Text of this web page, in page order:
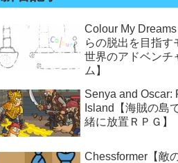
Colour My
らの脱出を目指す
世界のアドベンチ
ム】
Senya and Oscar:
Island【海賊の島
緒に放置ＲＰＧ】
Chessformer【敵